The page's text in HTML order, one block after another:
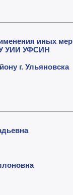
иных мер
УИИ УФСИН
г. Ульяновска